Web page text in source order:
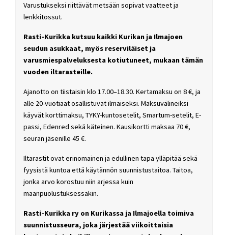
Varustukseksi riittävät metsään sopivat vaatteet ja
lenkkitossut.
Rasti-Kurikka kutsuu kaikki Kurikan ja Ilmajoen
seudun asukkaat, myös reserviläiset ja
varusmiespalveluksesta kotiutuneet, mukaan tämän
vuoden iltarasteille.
Ajanotto on tiistaisin klo 17.00–18.30. Kertamaksu on 8 €, ja
alle 20-vuotiaat osallistuvat ilmaiseksi. Maksuvälineiksi
käyvät korttimaksu, TYKY-kuntosetelit, Smartum-setelit, E-
passi, Edenred sekä käteinen. Kausikortti maksaa 70 €,
seuran jäsenille 45 €.
Iltarastit ovat erinomainen ja edullinen tapa ylläpitää sekä
fyysistä kuntoa että käytännön suunnistustaitoa. Taitoa,
jonka arvo korostuu niin arjessa kuin
maanpuolustuksessakin.
Rasti-Kurikka ry on Kurikassa ja Ilmajoella toimiva
suunnistusseura, joka järjestää viikoittaisia